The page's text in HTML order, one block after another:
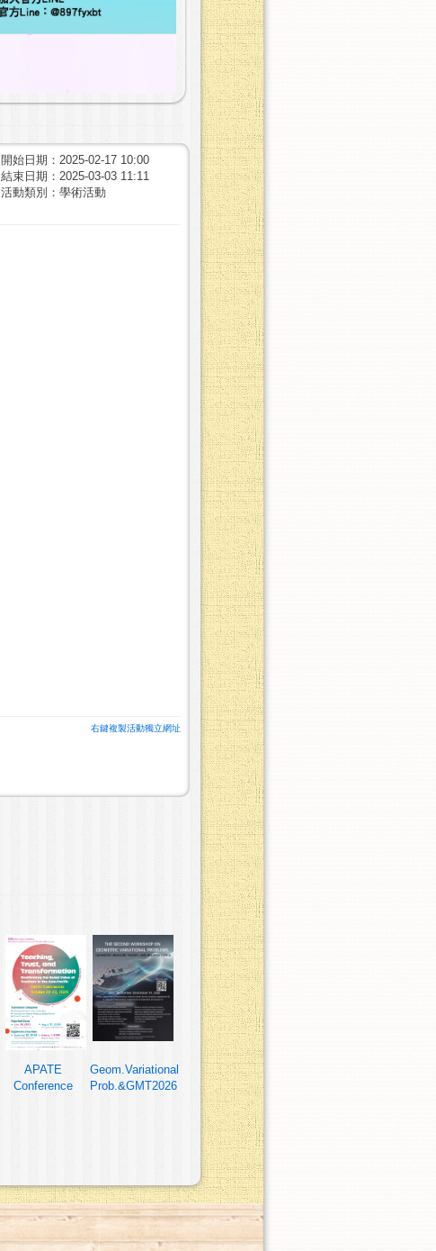
開始日期：2025-02-17 10:00
結束日期：2025-03-03 11:11
活動類別：學術活動
右鍵複製活動獨立網址
APATE
Conference
Geom.Variational
Prob.&GMT2026